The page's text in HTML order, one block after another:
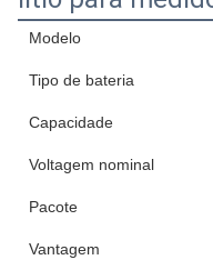
Modelo
Tipo de bateria
Capacidade
Voltagem nominal
Pacote
Vantagem